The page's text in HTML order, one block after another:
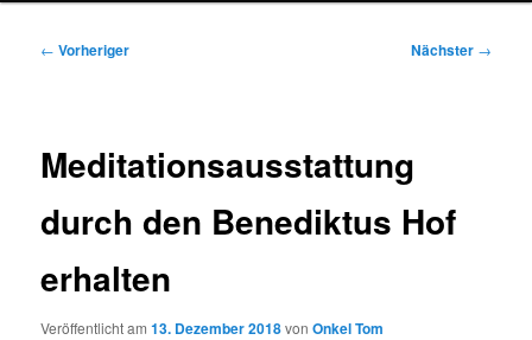
Beitragsnavigation
← Vorheriger Nächster →
Meditationsausstattung
durch den Benediktus Hof
erhalten
Veröffentlicht am13. Dezember 2018vonOnkel Tom